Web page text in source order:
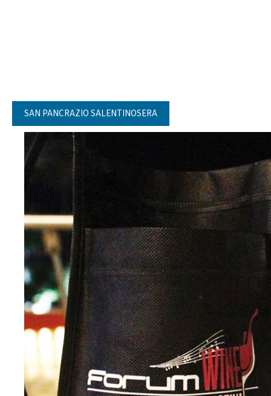
SAN PANCRAZIO SALENTINOSERA